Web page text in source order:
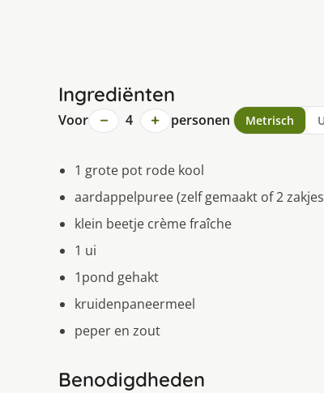
Ingrediënten
Voor − 4 + personen Metrisch
1 grote pot rode kool
aardappelpuree (zelf gemaakt of 2
klein beetje crème fraîche
1 ui
1pond gehakt
kruidenpaneermeel
peper en zout
Benodigdheden